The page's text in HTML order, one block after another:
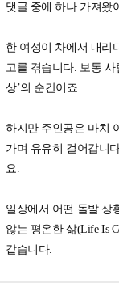
댓글 중에 하나 가져왔
한 여성이 차에서 내리
고를 겪습니다. 보통
상’의 순간이죠.
하지만 주인공은 마치
가며 유유히 걸어갑니
요.
일상에서 어떤 돌발 상
않는 평온한 삶(Life Is
같습니다.